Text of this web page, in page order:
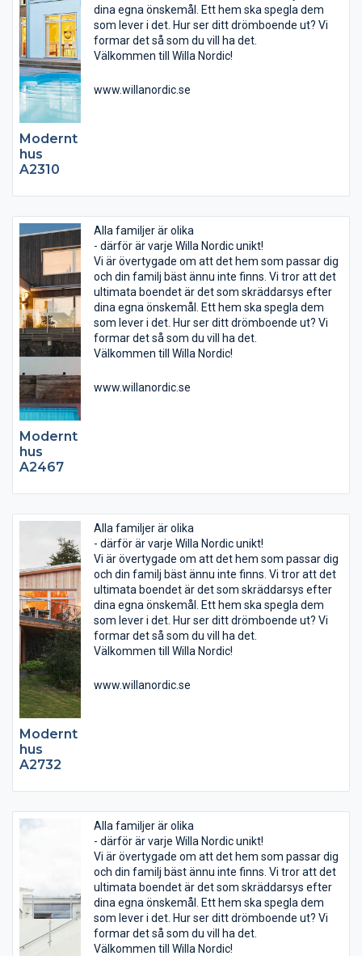
Modernt
hus
A2310
dina egna önskemål. Ett hem ska spegla dem
som lever i det. Hur ser ditt drömboende ut? Vi
formar det så som du vill ha det.
Välkommen till Willa Nordic!
www.willanordic.se
Modernt
hus
A2467
Alla familjer är olika
- därför är varje Willa Nordic unikt!
Vi är övertygade om att det hem som passar dig
och din familj bäst ännu inte finns. Vi tror att det
ultimata boendet är det som skräddarsys efter
dina egna önskemål. Ett hem ska spegla dem
som lever i det. Hur ser ditt drömboende ut? Vi
formar det så som du vill ha det.
Välkommen till Willa Nordic!
www.willanordic.se
Modernt
hus
A2732
Alla familjer är olika
- därför är varje Willa Nordic unikt!
Vi är övertygade om att det hem som passar dig
och din familj bäst ännu inte finns. Vi tror att det
ultimata boendet är det som skräddarsys efter
dina egna önskemål. Ett hem ska spegla dem
som lever i det. Hur ser ditt drömboende ut? Vi
formar det så som du vill ha det.
Välkommen till Willa Nordic!
www.willanordic.se
Alla familjer är olika
- därför är varje Willa Nordic unikt!
Vi är övertygade om att det hem som passar dig
och din familj bäst ännu inte finns. Vi tror att det
ultimata boendet är det som skräddarsys efter
dina egna önskemål. Ett hem ska spegla dem
som lever i det. Hur ser ditt drömboende ut? Vi
formar det så som du vill ha det.
Välkommen till Willa Nordic!